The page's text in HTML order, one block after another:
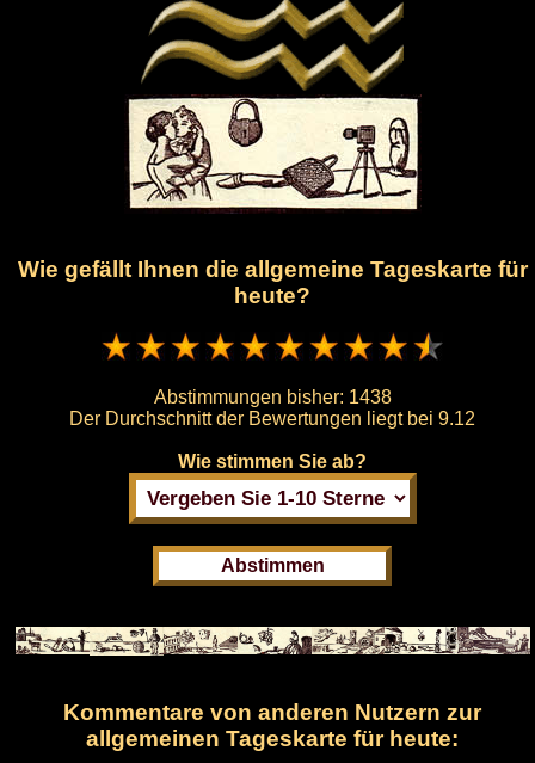
Wie gefällt Ihnen die allgemeine Tageskarte für
heute?
Abstimmungen bisher: 1438
Der Durchschnitt der Bewertungen liegt bei 9.12
Wie stimmen Sie ab?
Kommentare von anderen Nutzern zur
allgemeinen Tageskarte für heute: